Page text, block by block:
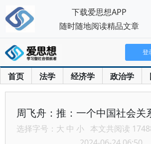
首页 法学 经济学 政治学
登
周飞舟：推：一个中国社会关
选择字号： 大 中 小 本文共阅读
下载爱思想APP
随时随地阅读精品文章